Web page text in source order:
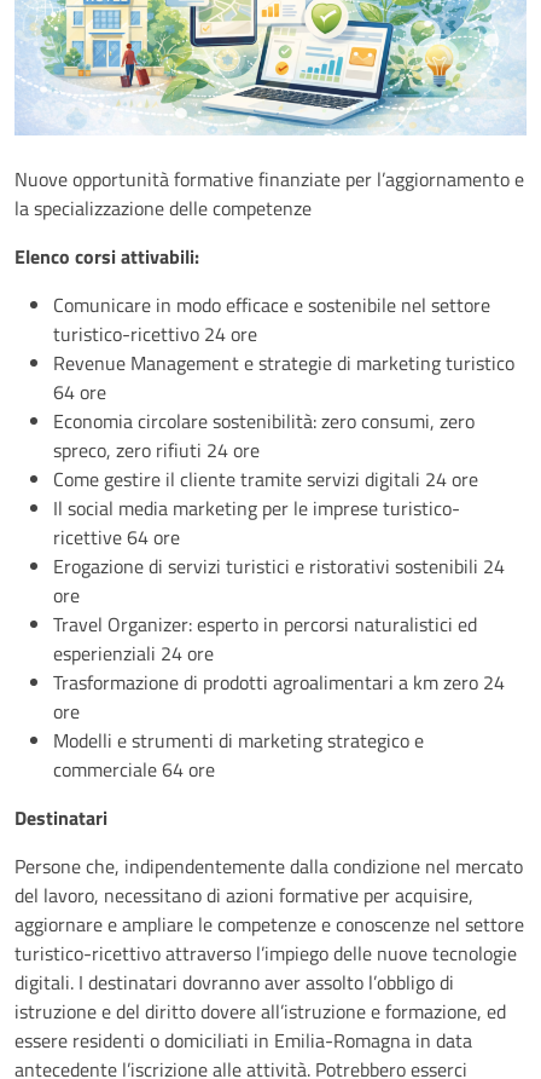
Nuove opportunità formative finanziate per l’aggiornamento e
la specializzazione delle competenze
Elenco corsi attivabili:
Comunicare in modo efficace e sostenibile nel settore
turistico-ricettivo 24 ore
Revenue Management e strategie di marketing turistico
64 ore
Economia circolare sostenibilità: zero consumi, zero
spreco, zero rifiuti 24 ore
Come gestire il cliente tramite servizi digitali 24 ore
Il social media marketing per le imprese turistico-
ricettive 64 ore
Erogazione di servizi turistici e ristorativi sostenibili 24
ore
Travel Organizer: esperto in percorsi naturalistici ed
esperienziali 24 ore
Trasformazione di prodotti agroalimentari a km zero 24
ore
Modelli e strumenti di marketing strategico e
commerciale 64 ore
Destinatari
Persone che, indipendentemente dalla condizione nel mercato
del lavoro, necessitano di azioni formative per acquisire,
aggiornare e ampliare le competenze e conoscenze nel settore
turistico-ricettivo attraverso l’impiego delle nuove tecnologie
digitali. I destinatari dovranno aver assolto l’obbligo di
istruzione e del diritto dovere all’istruzione e formazione, ed
essere residenti o domiciliati in Emilia-Romagna in data
antecedente l’iscrizione alle attività. Potrebbero esserci